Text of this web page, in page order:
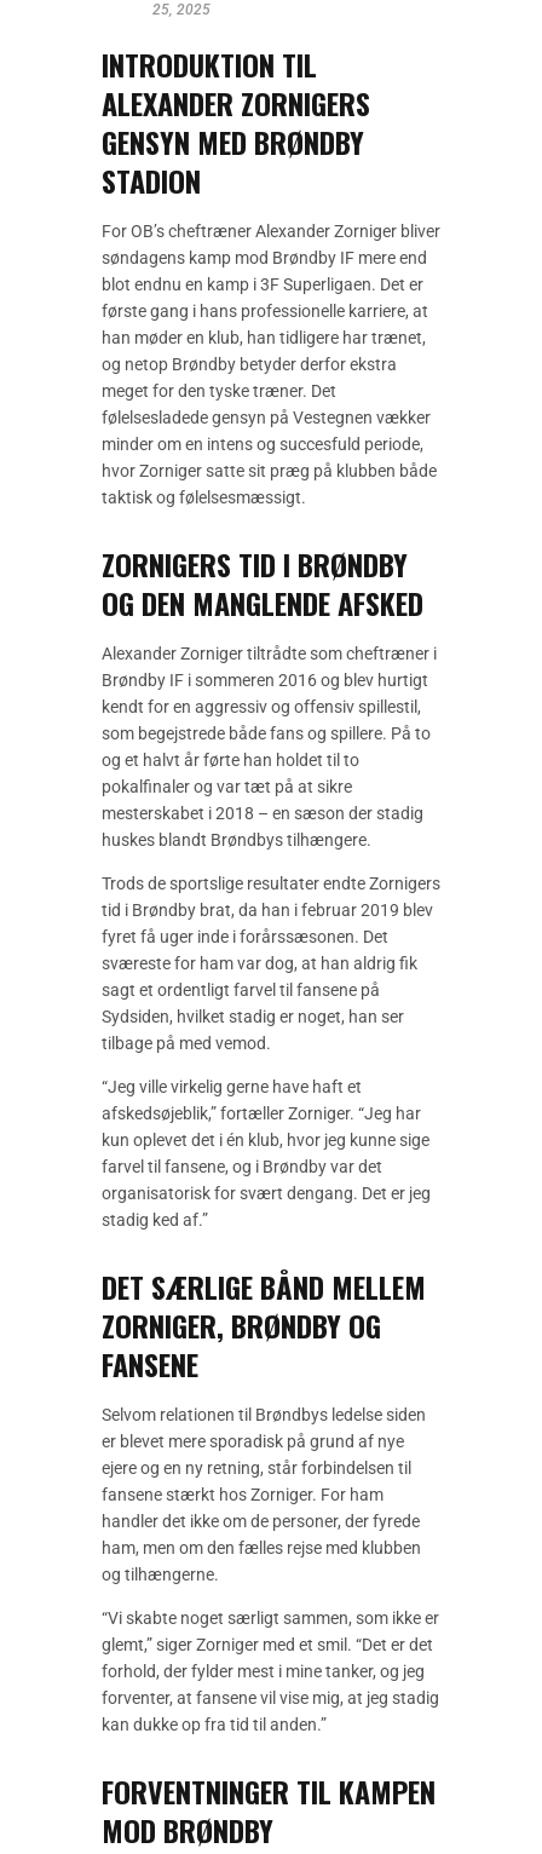
25, 2025
INTRODUKTION TIL
ALEXANDER ZORNIGERS
GENSYN MED BRØNDBY
STADION
For OB’s cheftræner Alexander Zorniger bliver
søndagens kamp mod Brøndby IF mere end
blot endnu en kamp i 3F Superligaen. Det er
første gang i hans professionelle karriere, at
han møder en klub, han tidligere har trænet,
og netop Brøndby betyder derfor ekstra
meget for den tyske træner. Det
følelsesladede gensyn på Vestegnen vækker
minder om en intens og succesfuld periode,
hvor Zorniger satte sit præg på klubben både
taktisk og følelsesmæssigt.
ZORNIGERS TID I BRØNDBY
OG DEN MANGLENDE AFSKED
Alexander Zorniger tiltrådte som cheftræner i
Brøndby IF i sommeren 2016 og blev hurtigt
kendt for en aggressiv og offensiv spillestil,
som begejstrede både fans og spillere. På to
og et halvt år førte han holdet til to
pokalfinaler og var tæt på at sikre
mesterskabet i 2018 – en sæson der stadig
huskes blandt Brøndbys tilhængere.
Trods de sportslige resultater endte Zornigers
tid i Brøndby brat, da han i februar 2019 blev
fyret få uger inde i forårssæsonen. Det
sværeste for ham var dog, at han aldrig fik
sagt et ordentligt farvel til fansene på
Sydsiden, hvilket stadig er noget, han ser
tilbage på med vemod.
“Jeg ville virkelig gerne have haft et
afskedsøjeblik,” fortæller Zorniger. “Jeg har
kun oplevet det i én klub, hvor jeg kunne sige
farvel til fansene, og i Brøndby var det
organisatorisk for svært dengang. Det er jeg
stadig ked af.”
DET SÆRLIGE BÅND MELLEM
ZORNIGER, BRØNDBY OG
FANSENE
Selvom relationen til Brøndbys ledelse siden
er blevet mere sporadisk på grund af nye
ejere og en ny retning, står forbindelsen til
fansene stærkt hos Zorniger. For ham
handler det ikke om de personer, der fyrede
ham, men om den fælles rejse med klubben
og tilhængerne.
“Vi skabte noget særligt sammen, som ikke er
glemt,” siger Zorniger med et smil. “Det er det
forhold, der fylder mest i mine tanker, og jeg
forventer, at fansene vil vise mig, at jeg stadig
kan dukke op fra tid til anden.”
FORVENTNINGER TIL KAMPEN
MOD BRØNDBY